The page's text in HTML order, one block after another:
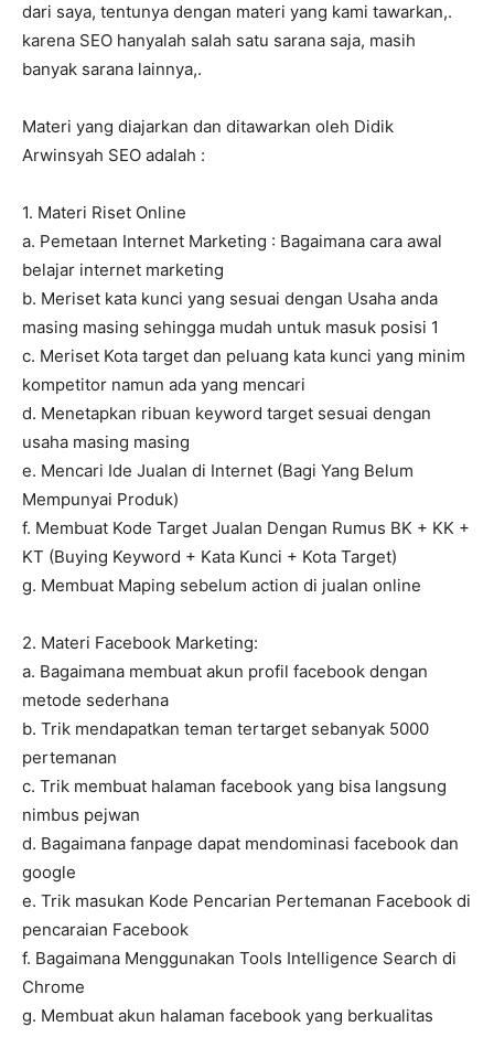
dari saya, tentunya dengan materi yang kami tawarkan,.
karena SEO hanyalah salah satu sarana saja, masih
banyak sarana lainnya,.
Materi yang diajarkan dan ditawarkan oleh Didik
Arwinsyah SEO adalah :
1. Materi Riset Online
a. Pemetaan Internet Marketing : Bagaimana cara awal
belajar internet marketing
b. Meriset kata kunci yang sesuai dengan Usaha anda
masing masing sehingga mudah untuk masuk posisi 1
c. Meriset Kota target dan peluang kata kunci yang minim
kompetitor namun ada yang mencari
d. Menetapkan ribuan keyword target sesuai dengan
usaha masing masing
e. Mencari Ide Jualan di Internet (Bagi Yang Belum
Mempunyai Produk)
f. Membuat Kode Target Jualan Dengan Rumus BK + KK +
KT (Buying Keyword + Kata Kunci + Kota Target)
g. Membuat Maping sebelum action di jualan online
2. Materi Facebook Marketing:
a. Bagaimana membuat akun profil facebook dengan
metode sederhana
b. Trik mendapatkan teman tertarget sebanyak 5000
pertemanan
c. Trik membuat halaman facebook yang bisa langsung
nimbus pejwan
d. Bagaimana fanpage dapat mendominasi facebook dan
google
e. Trik masukan Kode Pencarian Pertemanan Facebook di
pencaraian Facebook
f. Bagaimana Menggunakan Tools Intelligence Search di
Chrome
g. Membuat akun halaman facebook yang berkualitas